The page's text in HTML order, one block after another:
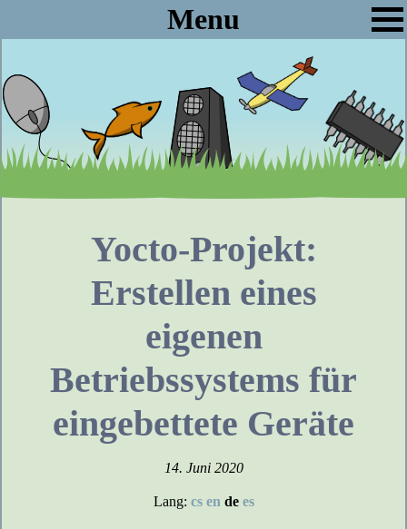
Menu
Yocto-Projekt:
Erstellen eines
eigenen
Betriebssystems für
eingebettete Geräte
14. Juni 2020
Lang: cs en de es